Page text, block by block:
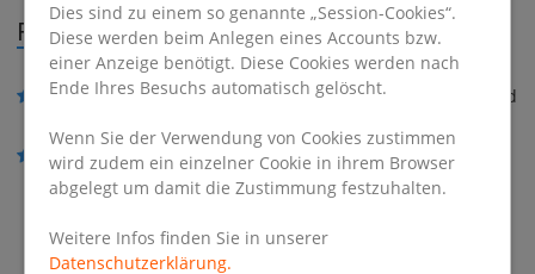
Flexible Anzeigenschaltung
Ihre Jobanzeigebei unsinkl. aller relevanten Inserats- und
Ihre Jobanzeige bei Ihnen- Jobangebot auf ihrer
Internetpräsenz. Direkte Verlinkung aus derJobübersicht
auf das Jobangebot auf Ihrer Firmenwebseite.
Dies sind zu einem so genannte „Session-Cookies“.
Diese werden beim Anlegen eines Accounts bzw.
einer Anzeige benötigt. Diese Cookies werden nach
Ende Ihres Besuchs automatisch gelöscht.
Wenn Sie der Verwendung von Cookies zustimmen
wird zudem ein einzelner Cookie in ihrem Browser
abgelegt um damit die Zustimmung festzuhalten.
Weitere Infos finden Sie in unserer
Datenschutzerklärung.